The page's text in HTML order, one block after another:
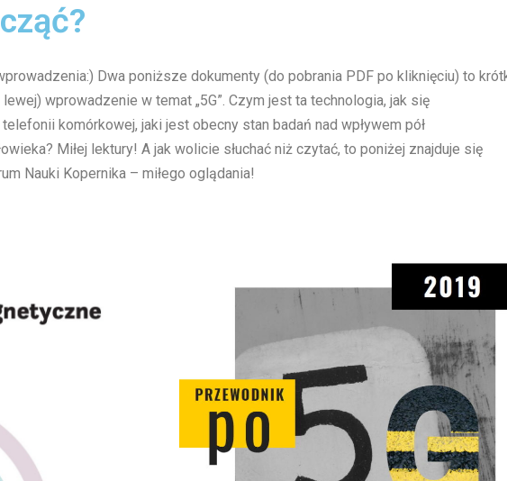
Dwa poniższe dokumenty (do pobrania PDF po kliknięciu) to
wprowadzenie w temat „5G”. Czym jest ta technologia, jak się
komórkowej, jaki jest obecny stan badań nad wpływem pół
Miłej lektury! A jak wolicie słuchać niż czytać, to poniżej znajduje się
Nauki Kopernika – miłego oglądania!